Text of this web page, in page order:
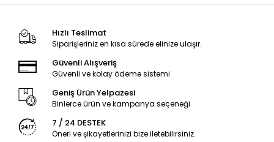
Hızlı Teslimat
Siparişleriniz en kısa sürede elinize ulaşır.
Güvenli Alışveriş
Güvenli ve kolay ödeme sistemi
Geniş Ürün Yelpazesi
Binlerce ürün ve kampanya seçeneği
7 / 24 DESTEK
Öneri ve şikayetlerinizi bize iletebilirsiniz.